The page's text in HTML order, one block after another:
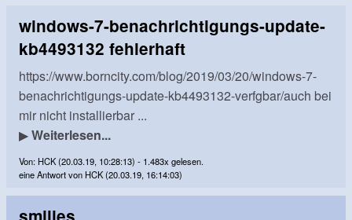
windows-7-benachrichtigungs-update-
kb4493132 fehlerhaft
https://www.borncity.com/blog/2019/03/20/windows-7-
benachrichtigungs-update-kb4493132-verfgbar/auch bei
mir nicht installierbar ...
▶Weiterlesen...
Von: HCK (20.03.19, 10:28:13) - 1.483x gelesen.
eine Antwort von HCK (20.03.19, 16:14:03)